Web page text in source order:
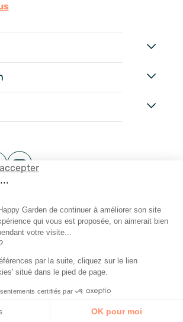
Garden de continuer à améliorer son site
qui vous est proposée, on aimerait bien
votre visite...
par la suite, cliquez sur le lien
situé dans le pied de page.
certifiés par
OK pour moi
SAS Copyright 2024